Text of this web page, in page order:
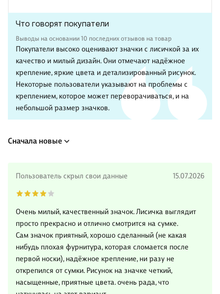
Что говорят покупатели
Выводы на основании 10 последних отзывов на товар
Покупатели высоко оценивают значки с лисичкой за их
качество и милый дизайн. Они отмечают надёжное
крепление, яркие цвета и детализированный рисунок.
Некоторые пользователи указывают на проблемы с
креплением, которое может переворачиваться, и на
небольшой размер значков.
Сначала новые
Пользователь скрыл свои данные 15.07.2026
Очень милый, качественный значок. Лисичка выглядит
просто прекрасно и отлично смотрится на сумке.
Сам значок приятный, хорошо сделанный (не какая
нибудь плохая фурнитура, которая сломается после
первой носки), надёжное крепление, ни разу не
открепился от сумки. Рисунок на значке четкий,
насыщенные, приятные цвета. очень рада, что